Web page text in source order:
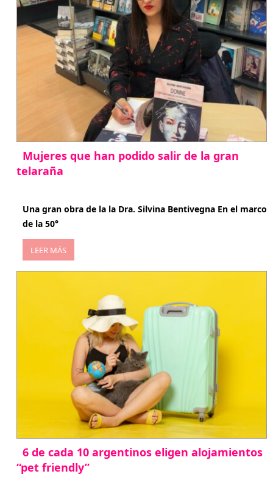
Mujeres que han podido salir de la gran
telaraña
Una gran obra de la la Dra. Silvina Bentivegna En el marco
de la 50°
LEER MÁS
6 de cada 10 argentinos eligen alojamientos
“pet friendly”